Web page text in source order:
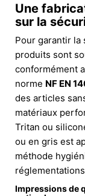
Une
sur la
Pour garantir la
produits sont
conformément
norme NF EN
des articles
matériaux
Tritan ou
ou en gris est
méthode
Impressions de